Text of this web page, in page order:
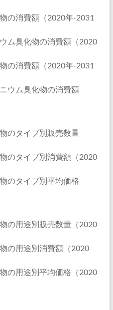
の消費額（2020年-2031
ム臭化物の消費額（2020
の消費額（2020年-2031
ウム臭化物の消費額
のタイプ別販売数量
のタイプ別消費額（2020
のタイプ別平均価格
の用途別販売数量（2020
の用途別消費額（2020
の用途別平均価格（2020